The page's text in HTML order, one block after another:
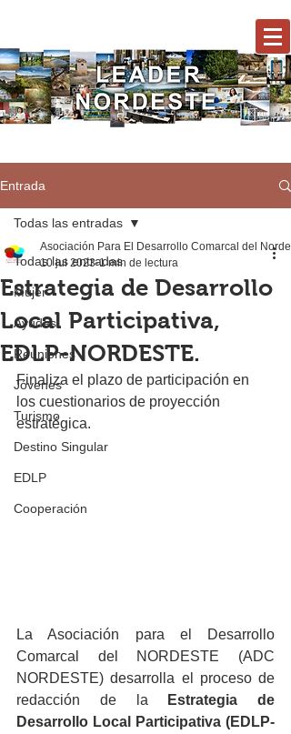
Entrada
Todas las entradas
Mujer
Ayudas
Reuniones
Jóvenes
Turismo
Destino Singular
EDLP
Cooperación
Todas las entradas
Estrategia de Desarrollo
Local Participativa,
EDLP-NORDESTE.
Asociación Para El Desarrollo Comarcal del
10 jul 2023 1 min de lectura
Finaliza el plazo de participación en
los cuestionarios de proyección
estratégica.
La Asociación para el Desarrollo
Comarcal del NORDESTE (ADC
NORDESTE) desarrolla el proceso de
redacción de la
Estrategia de
Desarrollo Local Participativa (EDLP-